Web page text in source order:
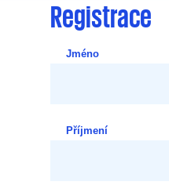
Registrace
Jméno
Příjmení